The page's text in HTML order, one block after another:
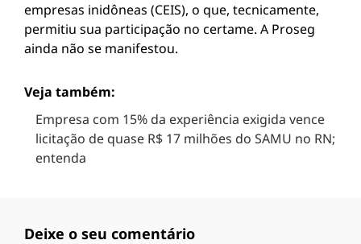
empresas inidôneas (CEIS), o que, tecnicamente,
permitiu sua participação no certame. A Proseg
ainda não se manifestou.
Veja também:
Empresa com 15% da experiência exigida vence
licitação de quase R$ 17 milhões do SAMU no RN;
entenda
Deixe o seu comentário